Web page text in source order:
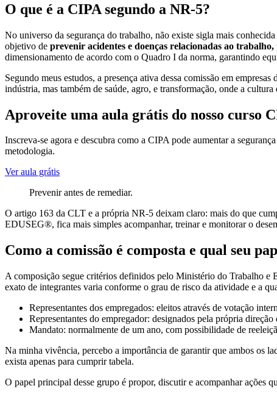
O que é a CIPA segundo a NR-5?
No universo da segurança do trabalho, não existe sigla mais
objetivo de prevenir acidentes e doenças relacionadas ao
dimensionamento de acordo com o Quadro I da norma, garantindo
Segundo meus estudos, a presença ativa dessa comissão em
indústria, mas também de saúde, agro, e transformação, onde a
Aproveite uma aula grátis do nosso curso
Inscreva-se agora e descubra como a CIPA pode aumentar a
metodologia.
Ver aula grátis
Prevenir antes de remediar.
O artigo 163 da CLT e a própria NR-5 deixam claro: mais do que
EDUSEG®, fica mais simples acompanhar, treinar e monitorar o
Como a comissão é composta e qual seu
A composição segue critérios definidos pelo Ministério do Trabalho e
exato de integrantes varia conforme o grau de risco da atividade e a
Representantes dos empregados: eleitos através de votação
Representantes do empregador: designados pela própria direção
Mandato: normalmente de um ano, com possibilidade de
Na minha vivência, percebo a importância de garantir que ambos os
exista apenas para cumprir tabela.
O papel principal desse grupo é propor, discutir e acompanhar ações